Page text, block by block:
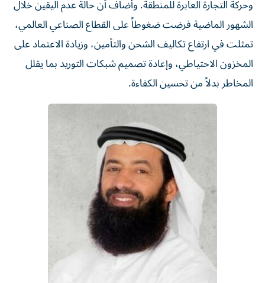
وحركة التجارة العابرة للمنطقة. وأضاف أن حالة عدم اليقين خلال
الشهور الماضية فرضت ضغوطاً على القطاع الصناعي العالمي،
تمثلت في ارتفاع تكاليف الشحن والتأمين، وزيادة الاعتماد على
المخزون الاحتياطي، وإعادة تصميم شبكات التوريد بما يقلل
المخاطر بدلاً من تحسين الكفاءة.